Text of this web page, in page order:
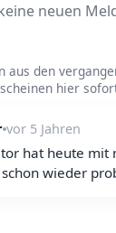
neuen
aus den
hier
vor 5 Jahren
hat heute mit
wieder